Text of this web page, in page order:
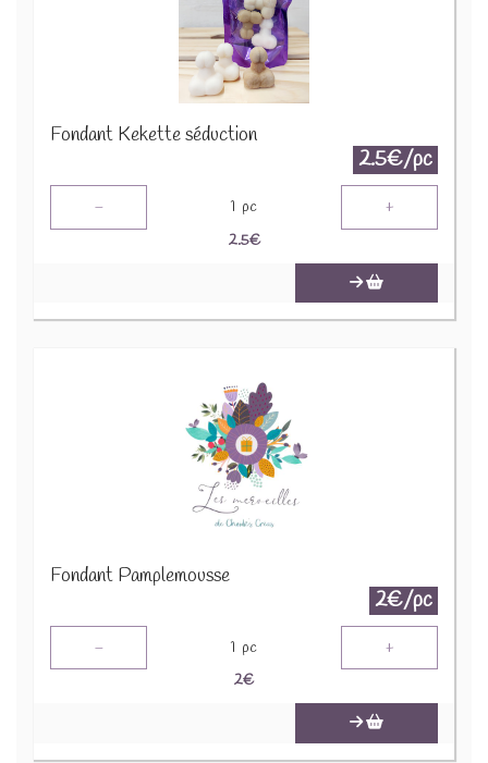
Fondant Kekette séduction
2.5€/pc
- 1 pc +
2.5€
Fondant Pamplemousse
2€/pc
- 1 pc +
2€